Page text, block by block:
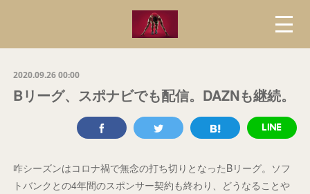
2020.09.26 00:00
Bリーグ、スポナビでも配信。DAZNも継続。
咋シーズンはコロナ禍で無念の打ち切りとなったBリーグ。ソフ
トバンクとの4年間のスポンサー契約も終わり、どうなることや